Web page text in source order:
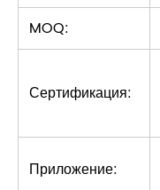
MOQ:
Сертификация:
Приложение: